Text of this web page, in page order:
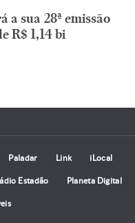
a sua 28ª emissão
R$ 1,14 bi
Paladar Link iLocal
Estadão Planeta Digital